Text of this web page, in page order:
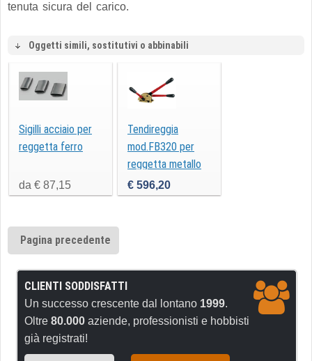
tenuta sicura del carico.
Oggetti simili, sostitutivi o abbinabili
Sigilli acciaio per
reggetta ferro
da € 87,15
Tendireggia
mod.FB320 per
reggetta metallo
18/20
€ 596,20
Pagina precedente
CLIENTI SODDISFATTI
Un successo crescente dal lontano 1999.
Oltre 80.000 aziende, professionisti e hobbisti
già registrati!